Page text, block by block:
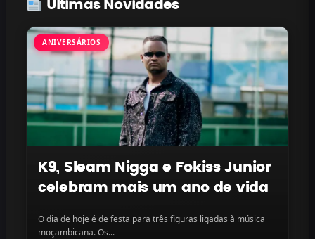
Últimas Novidades
ANIVERSÁRIOS
K9, Sleam Nigga e Fokiss Junior
celebram mais um ano de vida
O dia de hoje é de festa para três figuras ligadas à música
moçambicana. Os...